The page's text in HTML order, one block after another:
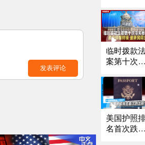
发表评论
京再次会
｜芝加哥
民执法冲
频发 法官
CE特工下新
命令｜第三
名川普政
前国安顾
博尔顿遭
罪｜涉下
侵犯多人
加大中国留
临时拨款
案第十次闯
政府停摆持
续 最新民
出炉
美国护照
名首次跌出